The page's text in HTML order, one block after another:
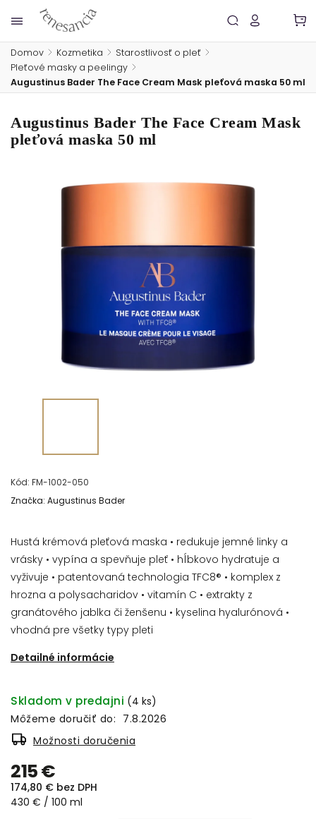
Domov / Kozmetika / Starostlivosť o pleť /
Pleťové masky a peelingy /
Augustinus Bader The Face Cream Mask pleťová maska 50 ml
Augustinus Bader The Face Cream Mask
pleťová maska 50 ml
Kód: FM-1002-050
Hustá krémová pleťová maska • redukuje jemné linky a
vrásky • vypína a spevňuje pleť • hĺbkovo hydratuje a
vyživuje • patentovaná technologia TFC8® • komplex z
hrozna a polysacharidov • vitamín C • extrakty z
granátového jablka či ženšenu • kyselina hyalurónová •
vhodná pre všetky typy pleti
Detailné informácie
Značka: Augustinus Bader
215 €
174,80 € bez DPH
430 € / 100 ml
Skladom v predajni (4 ks)
Môžeme doručiť do: 7.8.2026
Možnosti doručenia